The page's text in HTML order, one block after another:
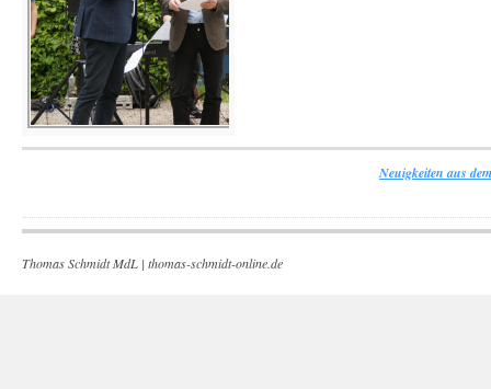
Neuigkeiten aus
Thomas Schmidt MdL | thomas-schmidt-online.de